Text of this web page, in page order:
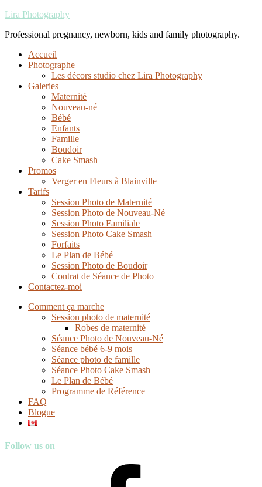
Lira Photography
Professional pregnancy, newborn, kids and family photography.
Accueil
Photographe
Les décors studio chez Lira Photography
Galeries
Maternité
Nouveau-né
Bébé
Enfants
Famille
Boudoir
Cake Smash
Promos
Verger en Fleurs à Blainville
Tarifs
Session Photo de Maternité
Session Photo de Nouveau-Né
Session Photo Familiale
Session Photo Cake Smash
Forfaits
Le Plan de Bébé
Session Photo de Boudoir
Contrat de Séance de Photo
Contactez-moi
Comment ça marche
Session photo de maternité
Robes de maternité
Séance Photo de Nouveau-Né
Séance bébé 6-9 mois
Séance photo de famille
Séance Photo Cake Smash
Le Plan de Bébé
Programme de Référence
FAQ
Blogue
Follow us on